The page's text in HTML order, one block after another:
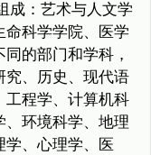
成：艺术与人文学
命科学学院、医学
的部门和学科，
究、历史、现代语
工程学、计算机科
、环境科学、地理
学、心理学、医